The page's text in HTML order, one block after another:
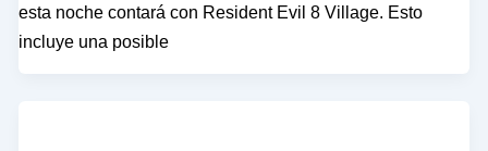
esta noche contará con Resident Evil 8 Village. Esto
incluye una posible